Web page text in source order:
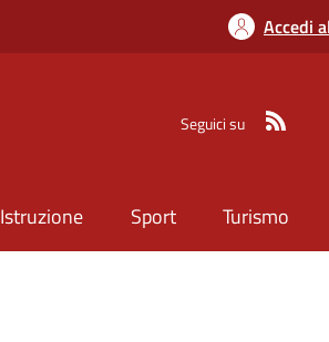
Accedi
Seguici su
Istruzione Sport Turismo